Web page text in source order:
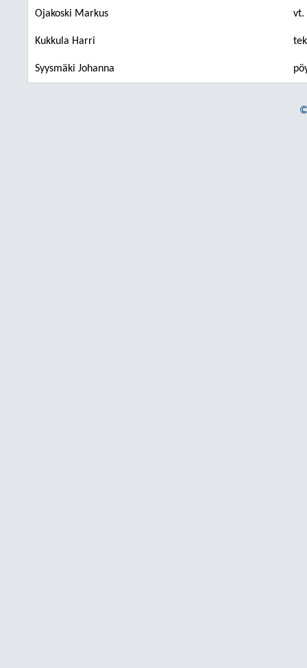
Ojakoski Markus vt.
Kukkula Harri
Syysmäki Johanna